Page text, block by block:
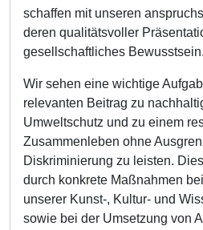
schaffen mit unseren
deren qualitätsvoller
gesellschaftliches Bewusstsein.
Wir sehen eine wichtige
relevanten Beitrag zu
Umweltschutz und zu einem
Zusammenleben ohne
Diskriminierung zu leisten.
durch konkrete Maßnahmen
unserer Kunst-, Kultur- und
sowie bei der Umsetzung von